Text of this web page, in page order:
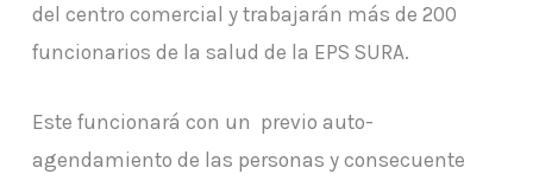
del centro comercial y trabajarán más de 200
funcionarios de la salud de la EPS SURA.
Este funcionará con un previo auto-
agendamiento de las personas y consecuente